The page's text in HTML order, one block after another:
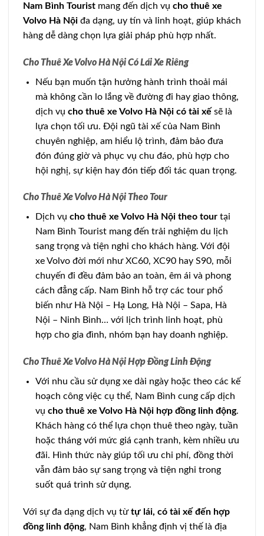
Nam Bình Tourist mang đến dịch vụ cho thuê xe
Volvo Hà Nội đa dạng, uy tín và linh hoạt, giúp khách
hàng dễ dàng chọn lựa giải pháp phù hợp nhất.
Cho Thuê Xe Volvo Hà Nội Có Lái Xe Riêng
Nếu bạn muốn tận hưởng hành trình thoải mái
mà không cần lo lắng về đường đi hay giao thông,
dịch vụ cho thuê xe Volvo Hà Nội có tài xếsẽ là
lựa chọn tối ưu. Đội ngũ tài xế của Nam Bình
chuyên nghiệp, am hiểu lộ trình, đảm bảo đưa
đón đúng giờ và phục vụ chu đáo, phù hợp cho
hội nghị, sự kiện hay đón tiếp đối tác quan trọng.
Cho Thuê Xe Volvo Hà Nội Theo Tour
Dịch vụ cho thuê xe Volvo Hà Nội theo tourtại
Nam Bình Tourist mang đến trải nghiệm du lịch
sang trọng và tiện nghi cho khách hàng. Với đội
xe Volvo đời mới như XC60, XC90 hay S90, mỗi
chuyến đi đều đảm bảo an toàn, êm ái và phong
cách đẳng cấp. Nam Bình hỗ trợ các tour phổ
biến như Hà Nội – Hạ Long, Hà Nội – Sapa, Hà
Nội – Ninh Bình… với lịch trình linh hoạt, phù
hợp cho gia đình, nhóm bạn hay doanh nghiệp.
Cho Thuê Xe Volvo Hà Nội Hợp Đồng Linh Động
Với nhu cầu sử dụng xe dài ngày hoặc theo các kế
hoạch công việc cụ thể, Nam Bình cung cấp dịch
vụ cho thuê xe Volvo Hà Nội hợp đồng linh động.
Khách hàng có thể lựa chọn thuê theo ngày, tuần
hoặc tháng với mức giá cạnh tranh, kèm nhiều ưu
đãi. Hình thức này giúp tối ưu chi phí, đồng thời
vẫn đảm bảo sự sang trọng và tiện nghi trong
suốt quá trình sử dụng.
Với sự đa dạng dịch vụ từtự lái, có tài xế đến hợp
đồng linh động, Nam Bình khẳng định vị thế là địa